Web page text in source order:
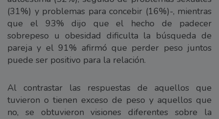
(31%) y problemas para concebir (16%)-, mientras
que el 93% dijo que el hecho de padecer
sobrepeso u obesidad dificulta la búsqueda de
pareja y el 91% afirmó que perder peso juntos
puede ser positivo para la relación.
Al contrastar las respuestas de aquellos que
tuvieron o tienen exceso de peso y aquellos que
no, se obtuvieron visiones diferentes sobre la